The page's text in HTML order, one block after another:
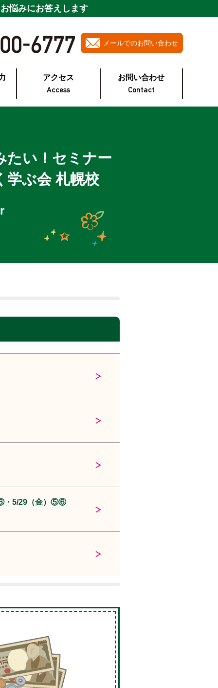
悩みにお答えします
メールでのお問い合わせ
アクセス
Access
お問い合わせ
Contact
い！ セミナー
学ぶ会 札幌校
・5/29（金）⑤⑥